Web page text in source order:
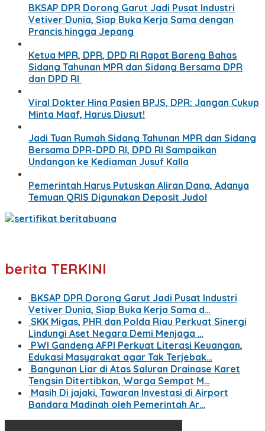
BKSAP DPR Dorong Garut Jadi Pusat Industri
Vetiver Dunia, Siap Buka Kerja Sama dengan
Prancis hingga Jepang
Ketua MPR, DPR, DPD RI Rapat Bareng Bahas
Sidang Tahunan MPR dan Sidang Bersama DPR
dan DPD RI
Viral Dokter Hina Pasien BPJS, DPR: Jangan Cukup
Minta Maaf, Harus Diusut!
Jadi Tuan Rumah Sidang Tahunan MPR dan Sidang
Bersama DPR-DPD RI, DPD RI Sampaikan
Undangan ke Kediaman Jusuf Kalla
Pemerintah Harus Putuskan Aliran Dana, Adanya
Temuan QRIS Digunakan Deposit Judol
berita TERKINI
BKSAP DPR Dorong Garut Jadi Pusat Industri
Vetiver Dunia, Siap Buka Kerja Sama d…
SKK Migas, PHR dan Polda Riau Perkuat Sinergi
Lindungi Aset Negara Demi Menjaga …
PWI Gandeng AFPI Perkuat Literasi Keuangan,
Edukasi Masyarakat agar Tak Terjebak…
Bangunan Liar di Atas Saluran Drainase Karet
Tengsin Ditertibkan, Warga Sempat M…
Masih Di jajaki, Tawaran Investasi di Airport
Bandara Madinah oleh Pemerintah Ar…